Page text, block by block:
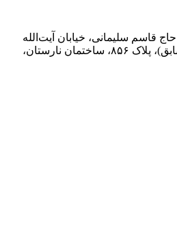
قاسم سلیمانی، خیابان آیت‌الله
جلالی خمینی (آیت شمالی سابق)، پلاک ۸۵۶، ساختمان نارستان،